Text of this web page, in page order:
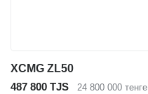
XCMG ZL50
487 800 TJS
24 800 000 тенге